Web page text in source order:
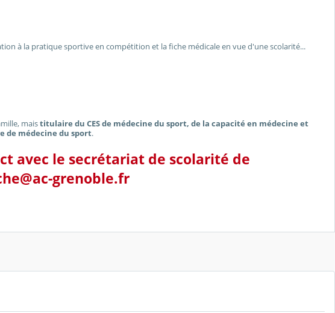
à la pratique sportive en compétition et la fiche médicale en vue d'une scolarité...
maistitulaire du CES de médecine du sport, de la capacité en médecine et
de médecine du sport.
avec le secrétariat de scolarité de
grenoble.fr